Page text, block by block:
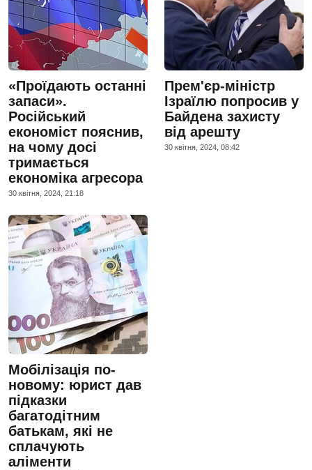
«Проїдають останні
запаси».
Російський
економіст пояснив,
на чому досі
тримається
економіка агресора
30 квiтня, 2024, 21:18
Прем'єр-міністр
Ізраїлю попросив у
Байдена захисту
від арешту
30 квiтня, 2024, 08:42
Мобілізація по-
новому: юрист дав
підказки
багатодітним
батькам, які не
сплачують
аліменти